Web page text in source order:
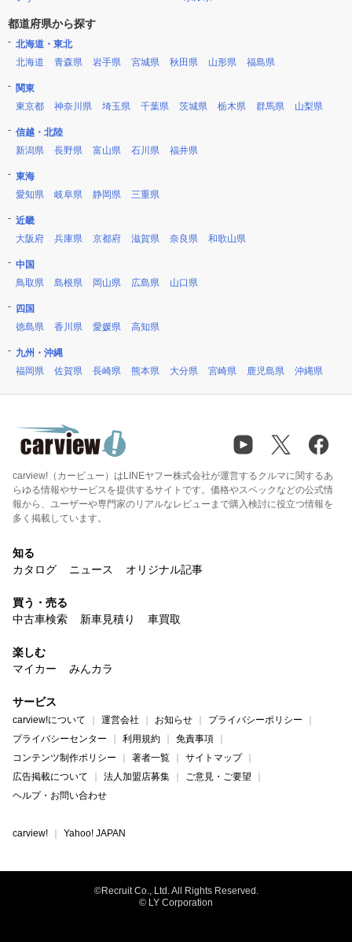
都道府県から探す
北海道・東北
北海道
青森県 岩手県 宮城県 秋田県 山形県 福島県
関東
東京都
神奈川県 埼玉県 千葉県 茨城県 栃木県 群馬県 山梨県
信越・北陸
新潟県
長野県 富山県 石川県 福井県
東海
愛知県
岐阜県 静岡県 三重県
近畿
大阪府
兵庫県 京都府 滋賀県 奈良県 和歌山県
中国
鳥取県
島根県 岡山県 広島県 山口県
四国
徳島県
香川県 愛媛県 高知県
九州・沖縄
福岡県
佐賀県 長崎県 熊本県 大分県 宮崎県 鹿児島県 沖縄県
carview!（カービュー）はLINEヤフー株式会社が運営するクルマに関するあ
らゆる情報やサービスを提供するサイトです。価格やスペックなどの公式情
報から、ユーザーや専門家のリアルなレビューまで購入検討に役立つ情報を
多く掲載しています。
知る
カタログ
ニュース オリジナル記事
買う・売る
中古車検索
新車見積り 車買取
楽しむ
マイカー
みんカラ
サービス
carview!について 運営会社 お知らせ
プライバシーポリシー
プライバシーセンター
利用規約
免責事項
コンテンツ制作ポリシー
著者一覧
サイトマップ
広告掲載について
法人加盟店募集
ご意見・ご要望
ヘルプ・お問い合わせ
carview! Yahoo! JAPAN
©Recruit Co., Ltd. All Rights Reserved.
© LY Corporation